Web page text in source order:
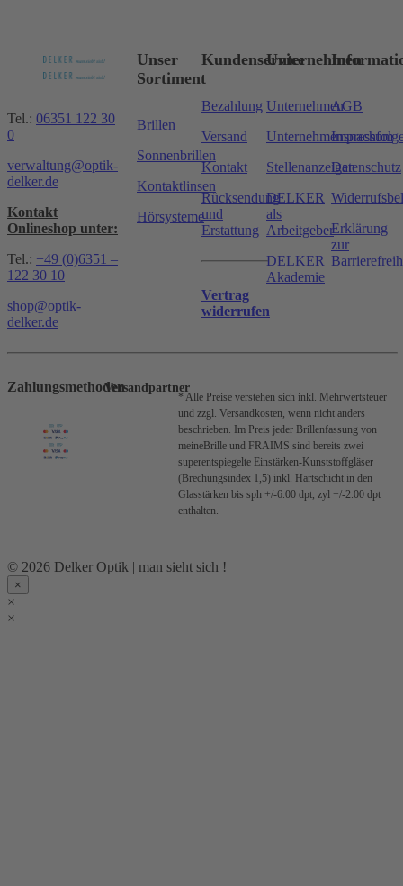
Tel.: 06351 122 30
0
verwaltung@optik-
delker.de
Kontakt
Onlineshop unter:
Tel.: +49 (0)6351 –
122 30 10
shop@optik-
delker.de
Unser
Sortiment
Brillen
Sonnenbrillen
Kontaktlinsen
Hörsysteme
Kundenservice
Bezahlung
Versand
Kontakt
Rücksendung
und
Erstattung
Vertrag
widerrufen
Unternehmen
Unternehmen
Stellenanzeigen
DELKER
als
Arbeitgeber
DELKER
Akademie
AGB
Impressum
Datenschutz
Erklärung
zur
ZahlungsmethodenVersandpartner
* Alle Preise verstehen sich inkl. Mehrwertsteuer
und zzgl. Versandkosten, wenn nicht anders
beschrieben. Im Preis jeder Brillenfassung von
meineBrille und FRAIMS sind bereits zwei
superentspiegelte Einstärken-Kunststoffgläser
(Brechungsindex 1,5) inkl. Hartschicht in den
Glasstärken bis sph +/-6.00 dpt, zyl +/-2.00 dpt
enthalten.
© 2026 Delker Optik | man sieht sich !
×
×
×